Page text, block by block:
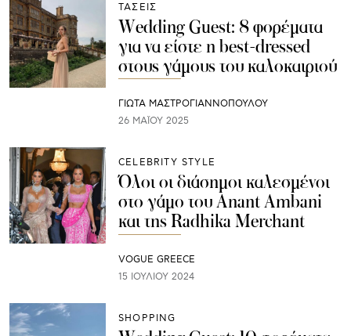
ΤΑΣΕΙΣ
Wedding Guest: 8 φορέματα
για να είστε η best-dressed
στους γάμους του καλοκαιριού
ΓΙΩΤΑ ΜΑΣΤΡΟΓΙΑΝΝΟΠΟΥΛΟΥ
26 ΜΑΪ́ΟΥ 2025
CELEBRITY STYLE
Όλοι οι διάσημοι καλεσμένοι
στο γάμο του Anant Ambani
και της Radhika Merchant
VOGUE GREECE
15 ΙΟΥΛΊΟΥ 2024
SHOPPING